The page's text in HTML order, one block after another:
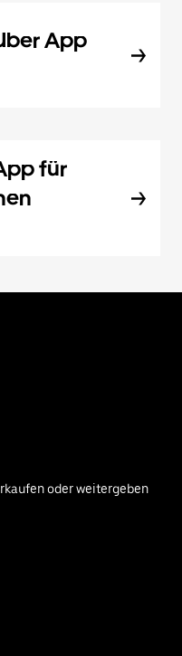
App
für
oder weitergeben